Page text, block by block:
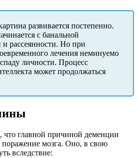
развивается постепенно.
с банальной
рассеянности. Но при
лечения неминуемо
личности. Процесс
может продолжаться
что главной причиной деменции
поражение мозга. Оно, в свою
вследствие: